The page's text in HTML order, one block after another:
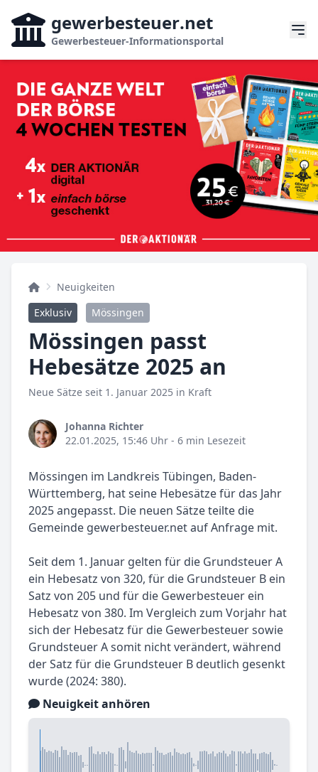
gewerbesteuer.net
Gewerbesteuer-Informationsportal
Neuigkeiten
Exklusiv
Mössingen
Mössingen passt
Hebesätze 2025 an
Neue Sätze seit 1. Januar 2025 in Kraft
Johanna Richter
22.01.2025, 15:46 Uhr - 6 min Lesezeit
Mössingen im Landkreis Tübingen, Baden-
Württemberg, hat seine Hebesätze für das Jahr
2025 angepasst. Die neuen Sätze teilte die
Gemeinde gewerbesteuer.net auf Anfrage mit.
Seit dem 1. Januar gelten für die Grundsteuer A
ein Hebesatz von 320, für die Grundsteuer B ein
Satz von 205 und für die Gewerbesteuer ein
Hebesatz von 380. Im Vergleich zum Vorjahr hat
sich der Hebesatz für die Gewerbesteuer sowie
Grundsteuer A somit nicht verändert, während
der Satz für die Grundsteuer B deutlich gesenkt
wurde (2024: 380).
Neuigkeit anhören